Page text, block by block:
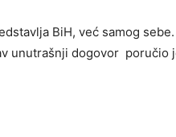
BiH, već samog
unutrašnji dogovor poručio